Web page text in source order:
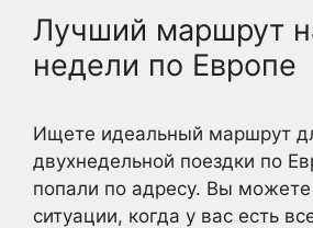
Лучший маршрут
недели по Европе
Ищете идеальный маршрут
двухнедельной поездки по
попали по адресу. Вы можете
ситуации, когда у вас есть